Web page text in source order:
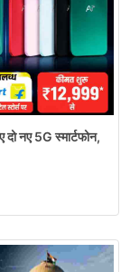
नए 5G स्मार्टफोन,